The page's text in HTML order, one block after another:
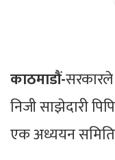
काठमाडौं-सरकारले
निजी साझेदारी
एक अध्ययन